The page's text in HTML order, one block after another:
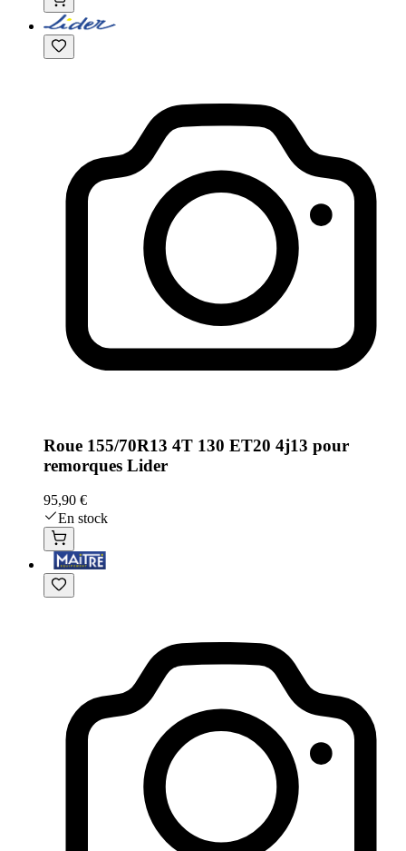
Roue 155/70R13 4T 130 ET20 4j13 pour
remorques Lider
95,90 €
En stock